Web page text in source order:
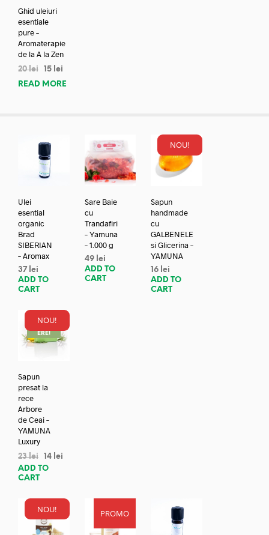
Ghid uleiuri
esentiale
pure –
Aromaterapie
de la A la Zen
20lei 15 lei
READ MORE
Ulei
esential
organic
Brad
SIBERIAN
– Aromax
37 lei
ADD TO
CART
Sare Baie
cu
Trandafiri
– Yamuna
– 1.000 g
49 lei
ADD TO
CART
NOU!
Sapun
handmade
cu
GALBENELE
si Glicerina –
YAMUNA
16 lei
ADD TO
CART
NOU!
REDUC
ERE!
Sapun
presat la
rece
Arbore
de Ceai –
YAMUNA
Luxury
23lei 14 lei
ADD TO
CART
NOU! PROMO